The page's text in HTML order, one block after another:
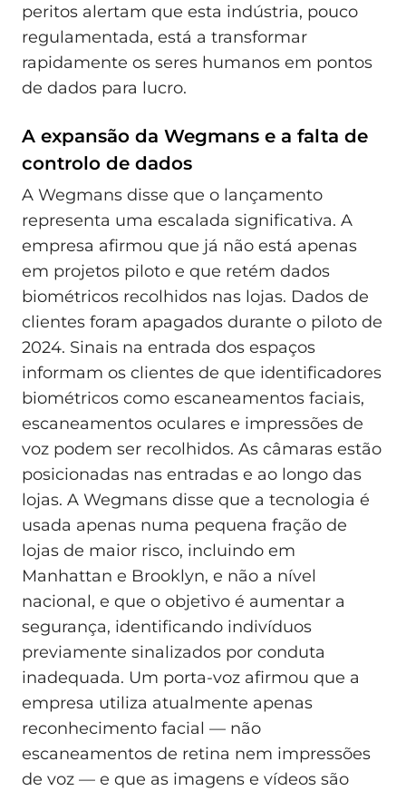
peritos alertam que esta indústria, pouco
regulamentada, está a transformar
rapidamente os seres humanos em pontos
de dados para lucro.
A expansão da Wegmans e a falta de
controlo de dados
A Wegmans disse que o lançamento
representa uma escalada significativa. A
empresa afirmou que já não está apenas
em projetos piloto e que retém dados
biométricos recolhidos nas lojas. Dados de
clientes foram apagados durante o piloto de
2024. Sinais na entrada dos espaços
informam os clientes de que identificadores
biométricos como escaneamentos faciais,
escaneamentos oculares e impressões de
voz podem ser recolhidos. As câmaras estão
posicionadas nas entradas e ao longo das
lojas. A Wegmans disse que a tecnologia é
usada apenas numa pequena fração de
lojas de maior risco, incluindo em
Manhattan e Brooklyn, e não a nível
nacional, e que o objetivo é aumentar a
segurança, identificando indivíduos
previamente sinalizados por conduta
inadequada. Um porta-voz afirmou que a
empresa utiliza atualmente apenas
reconhecimento facial — não
escaneamentos de retina nem impressões
de voz — e que as imagens e vídeos são